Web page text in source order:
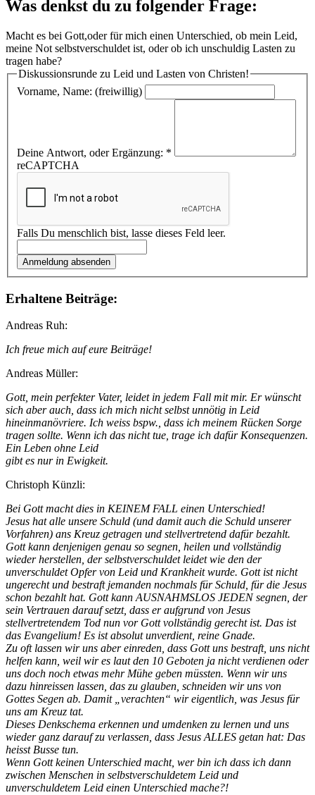
Was denkst du zu folgender Frage:
Macht es bei Gott,oder für mich einen Unterschied, ob mein Leid,
meine Not selbstverschuldet ist, oder ob ich unschuldig Lasten zu
tragen habe?
Diskussionsrunde zu Leid und Lasten von Christen!
Vorname, Name: (freiwillig)
Deine Antwort, oder Ergänzung: *
reCAPTCHA
Falls Du menschlich bist, lasse dieses Feld leer.
Anmeldung absenden
Erhaltene Beiträge:
Andreas Ruh:
Ich freue mich auf eure Beiträge!
Andreas Müller:
Gott, mein perfekter Vater, leidet in jedem Fall mit mir. Er wünscht
sich aber auch, dass ich mich nicht selbst unnötig in Leid
hineinmanövriere. Ich weiss bspw., dass ich meinem Rücken Sorge
tragen sollte. Wenn ich das nicht tue, trage ich dafür Konsequenzen.
Ein Leben ohne Leid
gibt es nur in Ewigkeit.
Christoph Künzli:
Bei Gott macht dies in KEINEM FALL einen Unterschied!
Jesus hat alle unsere Schuld (und damit auch die Schuld unserer
Vorfahren) ans Kreuz getragen und stellvertretend dafür bezahlt.
Gott kann denjenigen genau so segnen, heilen und vollständig
wieder herstellen, der selbstverschuldet leidet wie den der
unverschuldet Opfer von Leid und Krankheit wurde. Gott ist nicht
ungerecht und bestraft jemanden nochmals für Schuld, für die Jesus
schon bezahlt hat. Gott kann AUSNAHMSLOS JEDEN segnen, der
sein Vertrauen darauf setzt, dass er aufgrund von Jesus
stellvertretendem Tod nun vor Gott vollständig gerecht ist. Das ist
das Evangelium! Es ist absolut unverdient, reine Gnade.
Zu oft lassen wir uns aber einreden, dass Gott uns bestraft, uns nicht
helfen kann, weil wir es laut den 10 Geboten ja nicht verdienen oder
uns doch noch etwas mehr Mühe geben müssten. Wenn wir uns
dazu hinreissen lassen, das zu glauben, schneiden wir uns von
Gottes Segen ab. Damit „verachten“ wir eigentlich, was Jesus für
uns am Kreuz tat.
Dieses Denkschema erkennen und umdenken zu lernen und uns
wieder ganz darauf zu verlassen, dass Jesus ALLES getan hat: Das
heisst Busse tun.
Wenn Gott keinen Unterschied macht, wer bin ich dass ich dann
zwischen Menschen in selbstverschuldetem Leid und
unverschuldetem Leid einen Unterschied mache?!